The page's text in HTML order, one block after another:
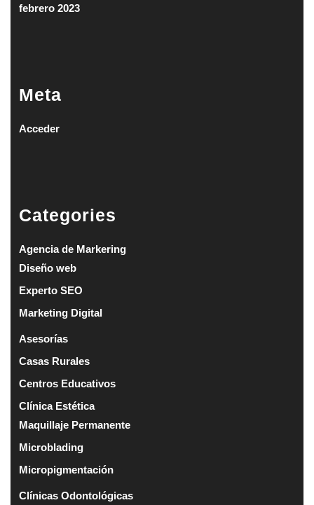
febrero 2023
Meta
Acceder
Categories
Agencia de Markering
Diseño web
Experto SEO
Marketing Digital
Asesorías
Casas Rurales
Centros Educativos
Clínica Estética
Maquillaje Permanente
Microblading
Micropigmentación
Clínicas Odontológicas